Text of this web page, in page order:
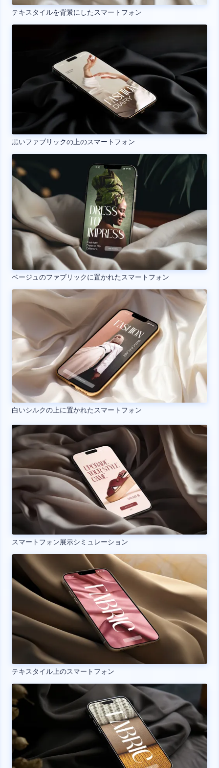
テキスタイルを背景にしたスマートフォン
黒いファブリックの上のスマートフォン
ベージュのファブリックに置かれたスマートフォン
白いシルクの上に置かれたスマートフォン
スマートフォン展示シミュレーション
テキスタイル上のスマートフォン